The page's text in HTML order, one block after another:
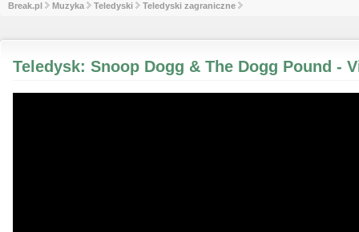
Break.pl Muzyka Teledyski Teledyski zagraniczne
Teledysk: Snoop Dogg & The Dogg Pound -